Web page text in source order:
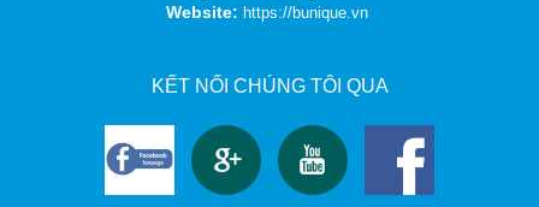
Website: https://bunique.vn
KẾT NỐI CHÚNG TÔI QUA